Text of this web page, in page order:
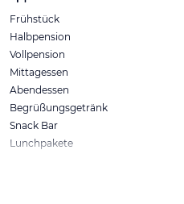
Frühstück
Halbpension
Vollpension
Mittagessen
Abendessen
Begrüßungsgetränk
Snack Bar
Lunchpakete